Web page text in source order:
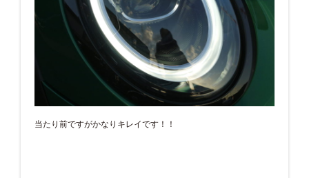
当たり前ですがかなりキレイです！！